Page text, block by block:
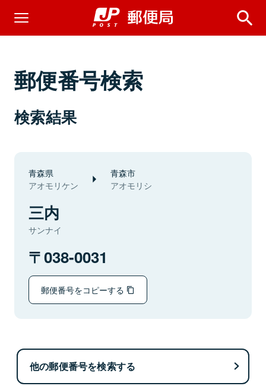
郵便番号検索
検索結果
青森県
アオモリケン
青森市
アオモリシ
三内
サンナイ
038-0031
郵便番号をコピーする
他の郵便番号を検索する